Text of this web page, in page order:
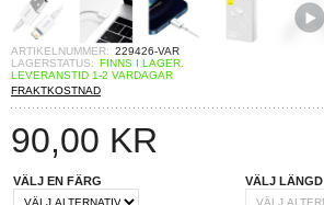
ARTIKELNUMMER: 229426-VAR
LAGERSTATUS: FINNS I LAGER.
LEVERANSTID 1-2 VARDAGAR
FRAKTKOSTNAD
90,00 KR
VÄLJ EN FÄRG VÄLJ LÄNGD